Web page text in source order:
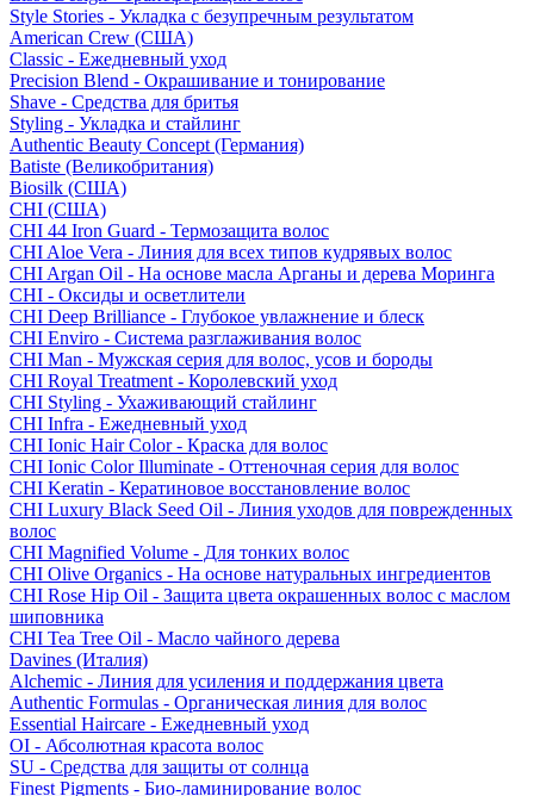
Style Stories - Укладка с безупречным результатом
American Crew (США)
Classic - Ежедневный уход
Precision Blend - Окрашивание и тонирование
Shave - Средства для бритья
Styling - Укладка и стайлинг
Authentic Beauty Concept (Германия)
Batiste (Великобритания)
Biosilk (США)
CHI (США)
CHI 44 Iron Guard - Термозащита волос
CHI Aloe Vera - Линия для всех типов кудрявых волос
CHI Argan Oil - На основе масла Арганы и дерева Моринга
CHI - Оксиды и осветлители
CHI Deep Brilliance - Глубокое увлажнение и блеск
CHI Enviro - Система разглаживания волос
CHI Man - Мужская серия для волос, усов и бороды
CHI Royal Treatment - Королевский уход
CHI Styling - Ухаживающий стайлинг
CHI Infra - Ежедневный уход
CHI Ionic Hair Color - Краска для волос
CHI Ionic Color Illuminate - Оттеночная серия для волос
CHI Keratin - Кератиновое восстановление волос
CHI Luxury Black Seed Oil - Линия уходов для поврежденных
волос
CHI Magnified Volume - Для тонких волос
CHI Olive Organics - На основе натуральных ингредиентов
CHI Rose Hip Oil - Защита цвета окрашенных волос с маслом
шиповника
CHI Tea Tree Oil - Масло чайного дерева
Davines (Италия)
Alchemic - Линия для усиления и поддержания цвета
Authentic Formulas - Органическая линия для волос
Essential Haircare - Eжедневный уход
OI - Абсолютная красота волос
SU - Средства для защиты от солнца
Finest Pigments - Био-ламинирование волос